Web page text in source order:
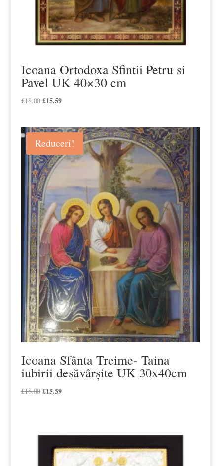
Icoana Ortodoxa Sfintii Petru si
Pavel UK 40×30 cm
£18.00 Prețul
fost:
£18.00.
£15.59Prețul
£15.59.
Reduceri!
Icoana Sfânta Treime- Taina
iubirii desăvârșite UK 30x40cm
£18.00 Prețul
£18.00.
£15.59Prețul